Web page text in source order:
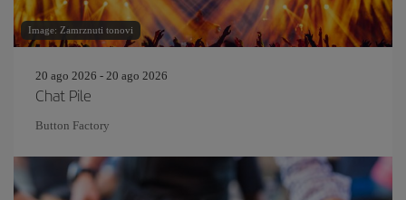
Image: Zamrznuti tonovi
20 ago 2026 - 20 ago 2026
Chat Pile
Button Factory